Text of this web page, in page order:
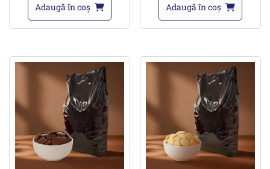
Adaugă în coș Adaugă în coș